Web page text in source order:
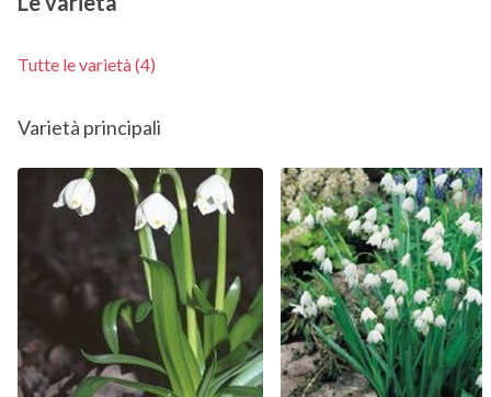
Tutte le varietà (4)
Varietà principali